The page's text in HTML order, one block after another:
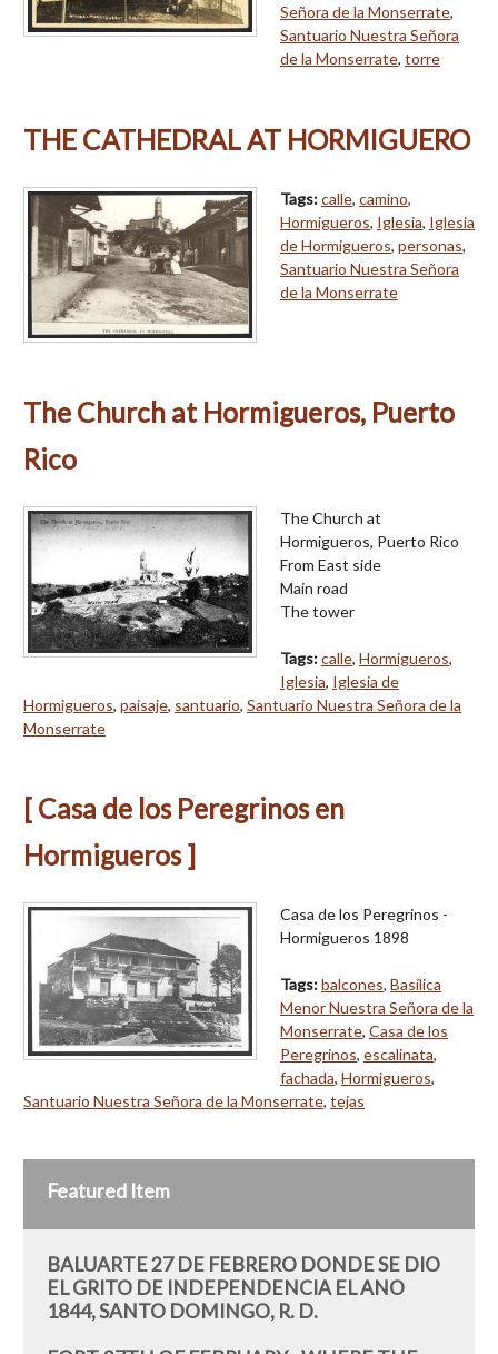
Señora de la Monserrate,
Santuario Nuestra Señora
de la Monserrate, torre
THE CATHEDRAL AT HORMIGUERO
Tags:calle, camino,
Hormigueros, Iglesia, Iglesia
de Hormigueros, personas,
Santuario Nuestra Señora
de la Monserrate
The Church at Hormigueros, Puerto
Rico
The Church at
Hormigueros, Puerto Rico
From East side
Main road
The tower
Tags:calle, Hormigueros,
Iglesia, Iglesia de
Hormigueros, paisaje, santuario, Santuario Nuestra Señora de la
Monserrate
[ Casa de los Peregrinos en
Hormigueros ]
Casa de los Peregrinos -
Hormigueros 1898
Tags:balcones, Basílica
Menor Nuestra Señora de la
Monserrate, Casa de los
Peregrinos, escalinata,
fachada, Hormigueros,
Santuario Nuestra Señora de la Monserrate, tejas
Featured Item
BALUARTE 27 DE FEBRERO DONDE SE DIO
EL GRITO DE INDEPENDENCIA EL ANO
1844, SANTO DOMINGO, R. D.